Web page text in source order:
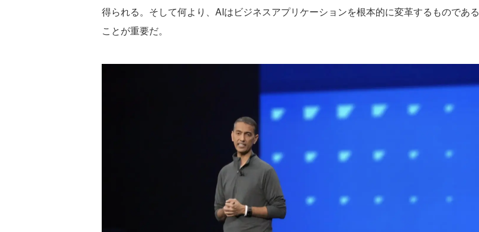
得られる。そして何より、AIはビジネスアプリケーションを根本的に変革するものである
ことが重要だ。